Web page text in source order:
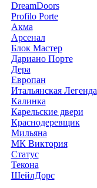
DreamDoors
Profilo Porte
Акма
Арсенал
Блок Мастер
Дариано Порте
Дера
Европан
Итальянская Легенда
Калинка
Карельские двери
Краснодеревщик
Мильяна
МК Виктория
Статус
Текона
ШейлДорс